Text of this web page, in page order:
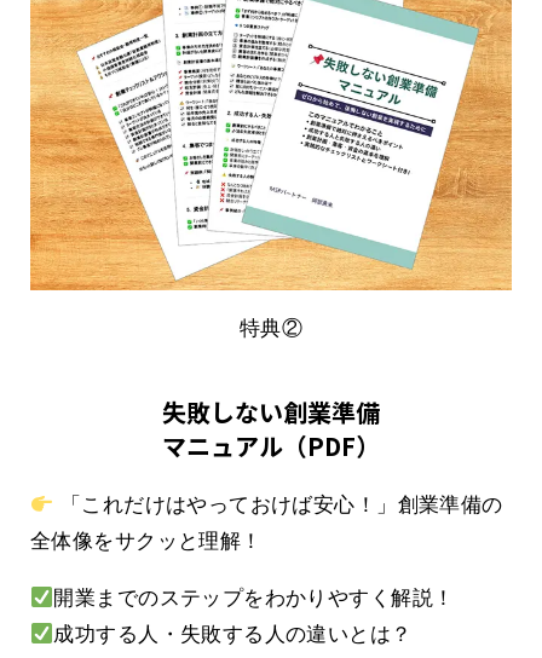
特典②
失敗しない創業準備
マニュアル（PDF）
「これだけはやっておけば安心！」創業準備の
全体像をサクッと理解！
開業までのステップをわかりやすく解説！
成功する人・失敗する人の違いとは？